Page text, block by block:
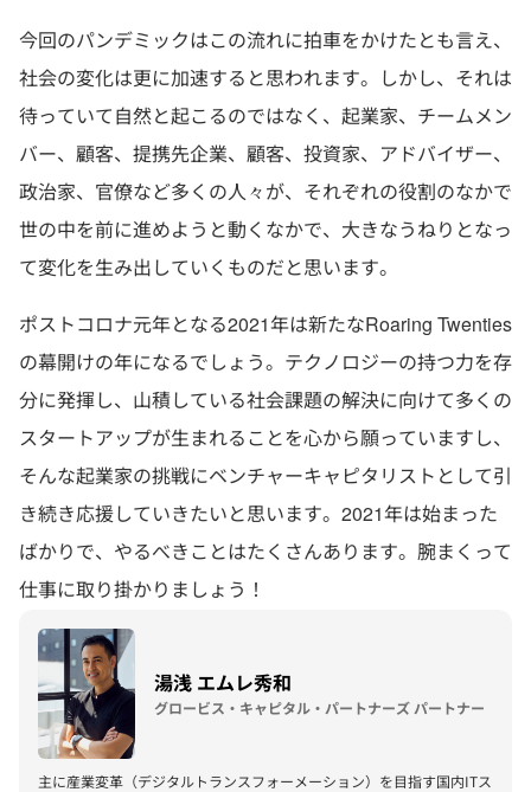
今回のパンデミックはこの流れに拍車をかけたとも言え、
社会の変化は更に加速すると思われます。しかし、それは
待っていて自然と起こるのではなく、起業家、チームメン
バー、顧客、提携先企業、顧客、投資家、アドバイザー、
政治家、官僚など多くの人々が、それぞれの役割のなかで
世の中を前に進めようと動くなかで、大きなうねりとなっ
て変化を生み出していくものだと思います。
ポストコロナ元年となる2021年は新たなRoaring Twenties
の幕開けの年になるでしょう。テクノロジーの持つ力を存
分に発揮し、山積している社会課題の解決に向けて多くの
スタートアップが生まれることを心から願っていますし、
そんな起業家の挑戦にベンチャーキャピタリストとして引
き続き応援していきたいと思います。2021年は始まった
ばかりで、やるべきことはたくさんあります。腕まくって
仕事に取り掛かりましょう！
湯浅 エムレ秀和
グロービス・キャピタル・パートナーズ パートナー
主に産業変革（デジタルトランスフォーメーション）を目指す国内ITス